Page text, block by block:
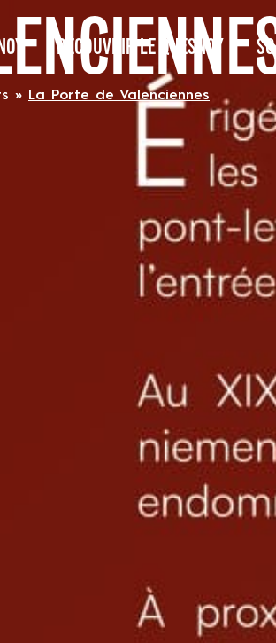
DÉCOUVRIR LE QUESNOY
» La Porte de Valenciennes